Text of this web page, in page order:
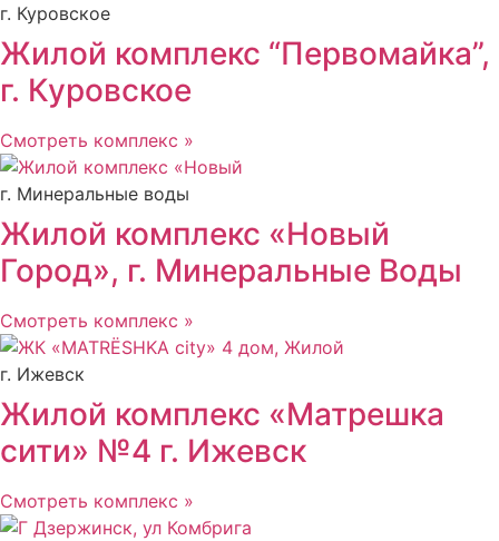
г. Куровское
Жилой комплекс “Первомайка”,
г. Куровское
Смотреть комплекс »
г. Минеральные воды
Жилой комплекс «Новый
Город», г. Минеральные Воды
Смотреть комплекс »
г. Ижевск
Жилой комплекс «Матрешка
сити» №4 г. Ижевск
Смотреть комплекс »